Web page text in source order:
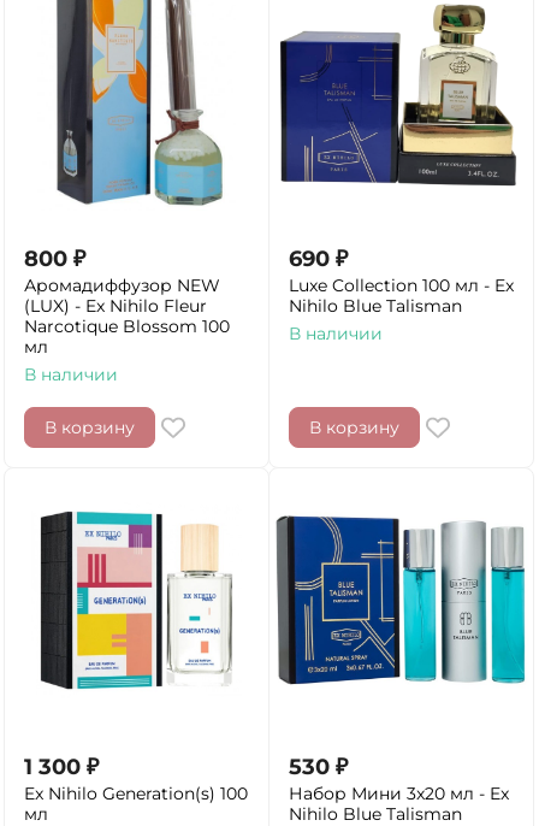
800 ₽
Аромадиффузор NEW
(LUX) - Ex Nihilo Fleur
Narcotique Blossom 100
мл
В наличии
В корзину
690 ₽
Luxe Collection 100 мл - Ex
Nihilo Blue Talisman
В наличии
В корзину
1 300 ₽
Ex Nihilo Generation(s) 100
мл
530 ₽
Набор Мини 3x20 мл - Ex
Nihilo Blue Talisman